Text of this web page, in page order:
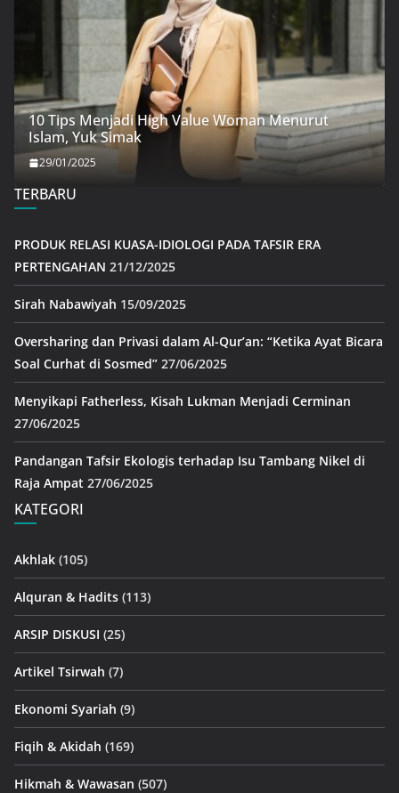
10 Tips Menjadi High Value Woman Menurut
Islam, Yuk Simak
29/01/2025
TERBARU
PRODUK RELASI KUASA-IDIOLOGI PADA TAFSIR ERA
PERTENGAHAN 21/12/2025
Sirah Nabawiyah 15/09/2025
Oversharing dan Privasi dalam Al-Qur’an: “Ketika Ayat Bicara
Soal Curhat di Sosmed” 27/06/2025
Menyikapi Fatherless, Kisah Lukman Menjadi Cerminan
27/06/2025
Pandangan Tafsir Ekologis terhadap Isu Tambang Nikel di
Raja Ampat 27/06/2025
KATEGORI
Akhlak (105)
Alquran & Hadits (113)
ARSIP DISKUSI (25)
Artikel Tsirwah (7)
Ekonomi Syariah (9)
Fiqih & Akidah (169)
Hikmah & Wawasan (507)